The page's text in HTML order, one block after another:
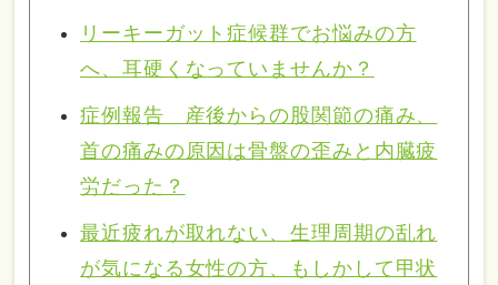
リーキーガット症候群でお悩みの方
へ、耳硬くなっていませんか？
症例報告 産後からの股関節の痛み、
首の痛みの原因は骨盤の歪みと内臓疲
労だった？
最近疲れが取れない、生理周期の乱れ
が気になる女性の方、もしかして甲状